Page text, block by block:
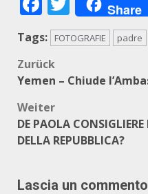
Share
Tags: FOTOGRAFIE padre
Zurück
Yemen – Chiude
Weiter
DE PAOLA
DELLA REPUBBLICA?
Lascia un commento